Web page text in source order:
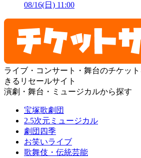
08/16(日) 11:00
ライブ・コンサート・舞台のチケッ
きるリセールサイト
演劇・舞台・ミュージカルから探す
宝塚歌劇団
2.5次元ミュージカル
劇団四季
お笑いライブ
歌舞伎・伝統芸能